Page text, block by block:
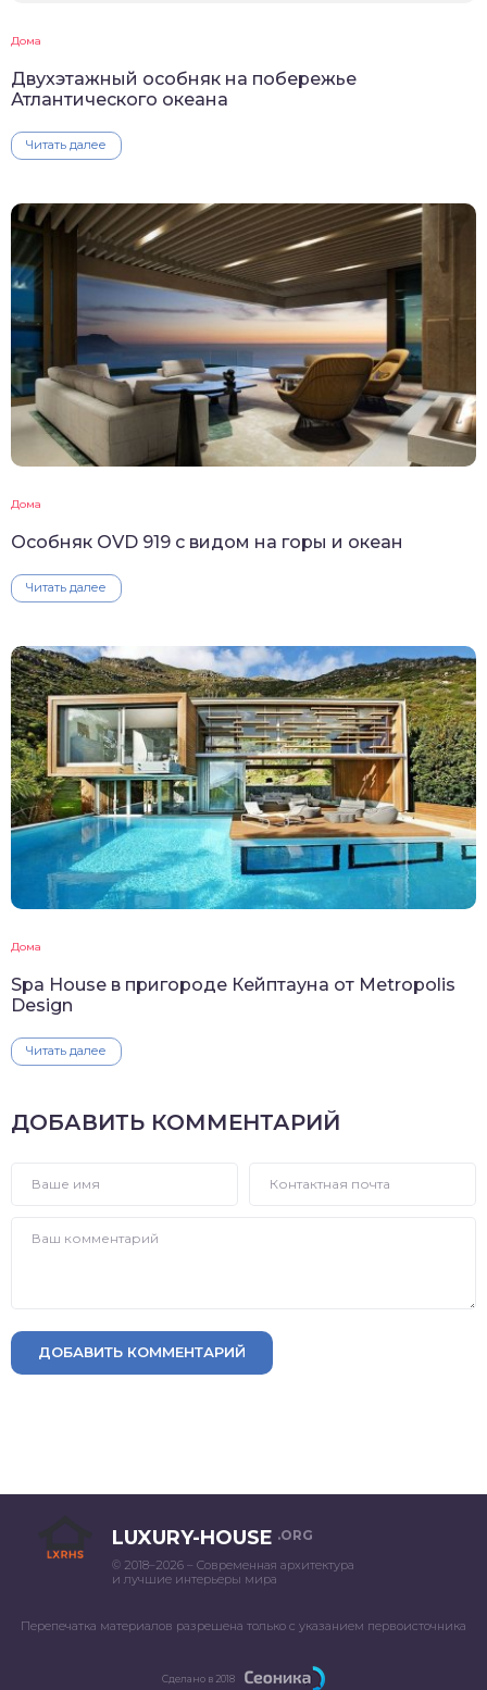
Дома
Двухэтажный особняк на побережье
Атлантического океана
Читать далее
Дома
Особняк OVD 919 с видом на горы и океан
Читать далее
Дома
Spa House в пригороде Кейптауна от Metropolis
Design
Читать далее
ДОБАВИТЬ КОММЕНТАРИЙ
ДОБАВИТЬ КОММЕНТАРИЙ
LUXURY-HOUSE .ORG
© 2018–2026 – Современная архитектура
и лучшие интерьеры мира
Перепечатка материалов разрешена только с указанием первоисточника
Сделано в 2018